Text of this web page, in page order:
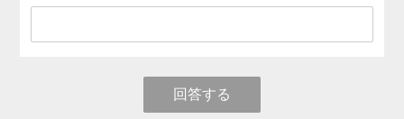
回答する